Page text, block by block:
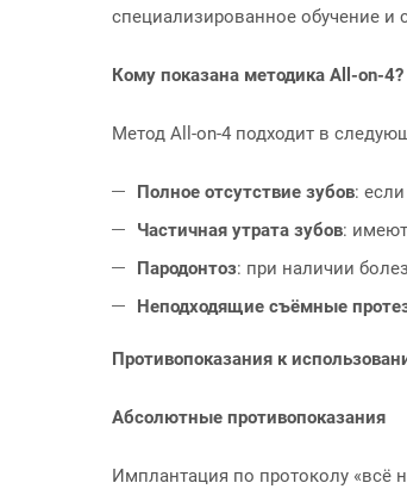
специализированное обучение и
Кому показана методика All-on-4?
Метод All-on-4 подходит в
Полное отсутствие зубов:
Частичная утрата зубов:
Пародонтоз: при наличии
Неподходящие съёмные
Противопоказания к
Абсолютные противопоказания
Имплантация по протоколу «всё